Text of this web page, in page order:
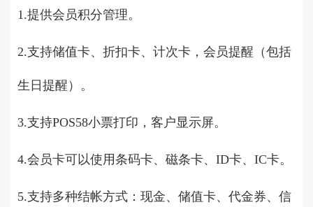
1.提供会员积分管理。
2.支持储值卡、折扣卡、计次卡，会员提醒（包括
生日提醒）。
3.支持POS58小票打印，客户显示屏。
4.会员卡可以使用条码卡、磁条卡、ID卡、IC卡。
5.支持多种结帐方式：现金、储值卡、代金券、信